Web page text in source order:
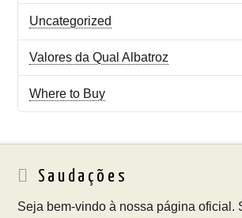
Uncategorized
Valores da Qual Albatroz
Where to Buy
Saudações
Seja bem-vindo à nossa página oficial.